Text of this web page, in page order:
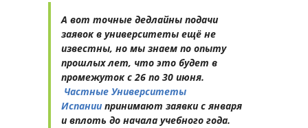
А вот точные дедлайны подачи
заявок в университеты ещё не
известны, но мы знаем по опыту
прошлых лет, что это будет в
промежуток с 26 по 30 июня.
Частные Университеты
Испании принимают заявки с января
и вплоть до начала учебного года.